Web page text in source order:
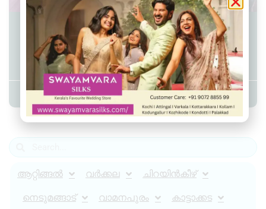
തെന്നൂർ ജവഹർ ഗവ എൽ.പി.എസ്
പ്രവേശനോത്സവം
Admin YS June 8, 2026 12:26 pm
ആറ്റിങ്ങൽ വർക്കല ചിറയിൻകീഴ്
നെടുമങ്ങാട് വാമനപുരം കാട്ടാക്കട